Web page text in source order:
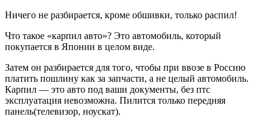
Ничего не разбирается, кроме обшивки, только распил!
Что такое «карпил авто»? Это автомобиль, который
покупается в Японии в целом виде.
Затем он разбирается для того, чтобы при ввозе в Россию
платить пошлину как за запчасти, а не целый автомобиль.
Карпил — это авто под ваши документы, без птс
эксплуатация невозможна. Пилится только передняя
панель(телевизор, ноускат).